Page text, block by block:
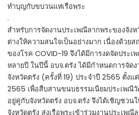
ทำบุญกับขบวนแห่เรือพระ
.
สำหรับการจัดงานประเพณีลากพระของจัง
ต่างให้ความสนใจเป็นอย่างมาก เนื่องด้วย
ของโรค COVID-19 จึงได้มีการงดจัดประเ
หลายปี ในปีนี้ อบจ.ตรัง ได้มีกำหนดการจัด
จังหวัดตรัง (ครั้งที่ 19) ประจำปี 2565 ตั้งแ
2565 เพื่อสืบสานขนบธรรมเนียมประเพณี
อยู่คู่กับจังหวัดตรัง อบจ.ตรัง จึงได้เชิญชวน
จังหวัดตรัง ส่งเรือพระเข้าร่วมงานประเพณี